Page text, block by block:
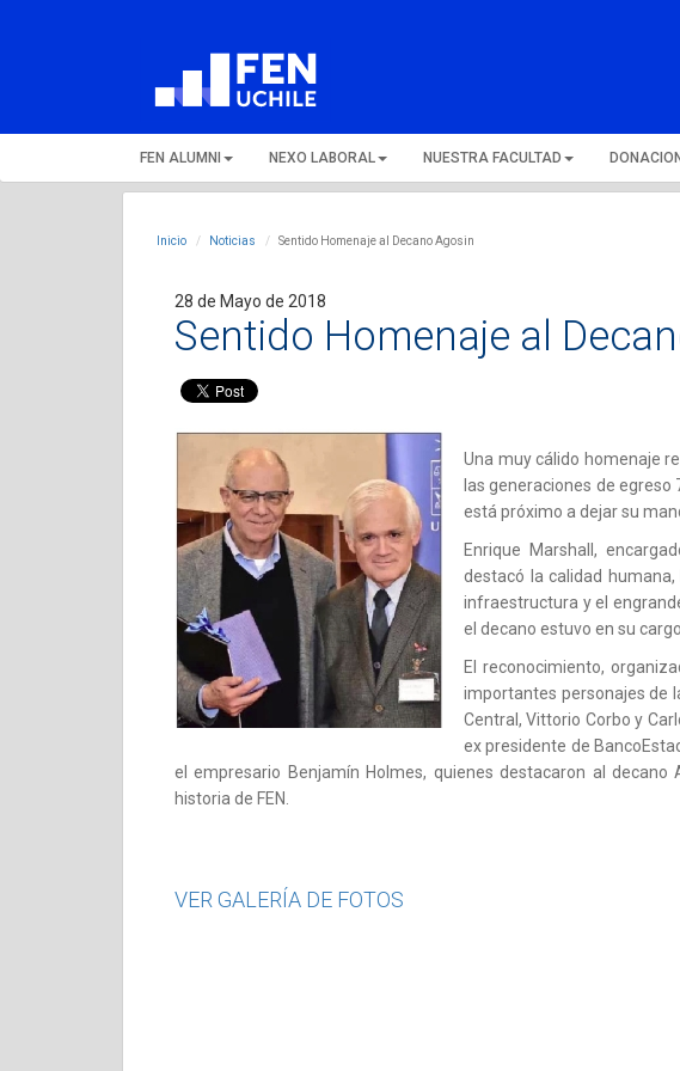
FEN ALUMNI NEXO LABORAL NUESTRA FACULTAD
Inicio Noticias Sentido Homenaje al Decano Agosin
28 de Mayo de 2018
Sentido Homenaje al
Una muy cálido homenaje
las generaciones de
está próximo a dejar su
Enrique Marshall,
destacó la calidad
infraestructura y el
el decano estuvo en su cargo.
El reconocimiento,
importantes personajes de
Central, Vittorio Corbo y
ex presidente de
el empresario Benjamín Holmes, quienes destacaron al
historia de FEN.
VER GALERÍA DE FOTOS